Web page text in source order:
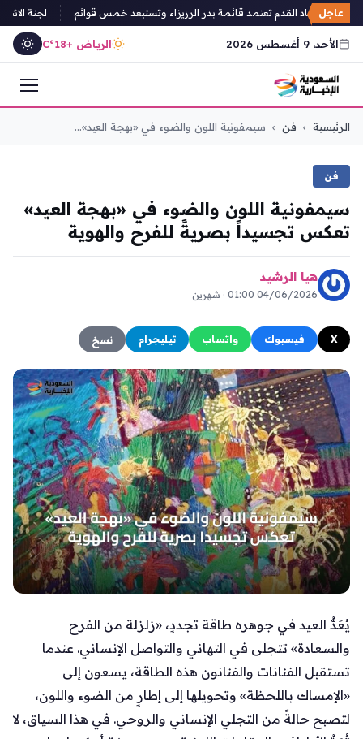
عاجلاتحاد القدم تعتمد قائمة بدر الرزيزاء وتستبعد خمس قوائم لجنة
الأحد، 9 أغسطس 2026 الرياض +18°C
التجاوز
الرئيسية › فن › سيمفونية اللون والضوء في «بهجة العيد»...
فن
سيمفونية اللون والضوء في «بهجة العيد»
تعكس تجسيداً بصريةً للفرح والهوية
هيا الرشيد
04/06/2026 01:00 · شهرين
X فيسبوك واتساب تيليجرام نسخ
يُعَدُّ العيد في جوهره طاقة تجددٍ، «زلزلة من الفرح
والسعادة» تتجلى في التهاني والتواصل الإنساني. عندما
تستقبل الفنانات والفنانون هذه الطاقة، يسعون إلى
«الإمساك باللحظة» وتحويلها إلى إطارٍ من الضوء واللون،
لتصبح حالةً من التجلي الإنساني والروحي. في هذا السياق، لا